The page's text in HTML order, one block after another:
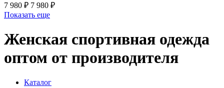
7 980 ₽ 7 980 ₽
Показать еще
Женская спортивная одежда
оптом от производителя
Каталог